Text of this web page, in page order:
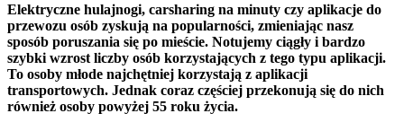
Elektryczne hulajnogi, carsharing na minuty czy aplikacje do
przewozu osób zyskują na popularności, zmieniając nasz
sposób poruszania się po mieście. Notujemy ciągły i bardzo
szybki wzrost liczby osób korzystających z tego typu aplikacji.
To osoby młode najchętniej korzystają z aplikacji
transportowych. Jednak coraz częściej przekonują się do nich
również osoby powyżej 55 roku życia.